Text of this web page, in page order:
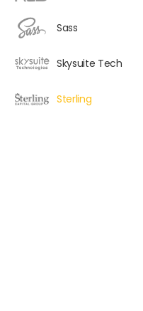
Sass
Skysuite Tech
Sterling